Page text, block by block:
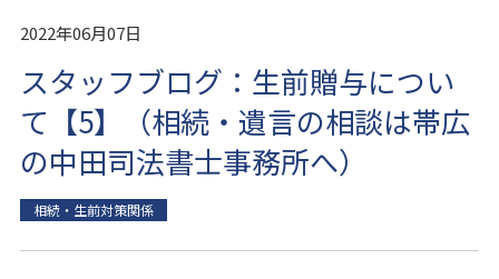
2022年06月07日
スタッフブログ：生前贈与につい
て【5】（相続・遺言の相談は帯広
の中田司法書士事務所へ）
相続・生前対策関係